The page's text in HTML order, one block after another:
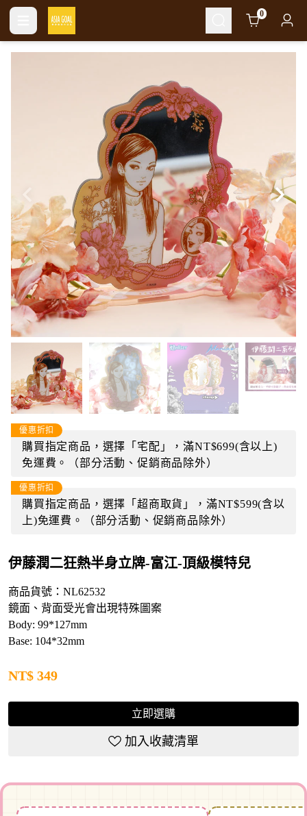
Cart 0
優惠折扣
購買指定商品，選擇「宅配」，滿NT$699(含以上)
免運費。（部分活動、促銷商品除外）
優惠折扣
購買指定商品，選擇「超商取貨」，滿NT$599(含以
上)免運費。（部分活動、促銷商品除外）
伊藤潤二狂熱半身立牌-富江-頂級模特兒
商品貨號：NL62532
鏡面、背面受光會出現特殊圖案
Body: 99*127mm
Base: 104*32mm
NT$ 349
立即選購
加入收藏清單